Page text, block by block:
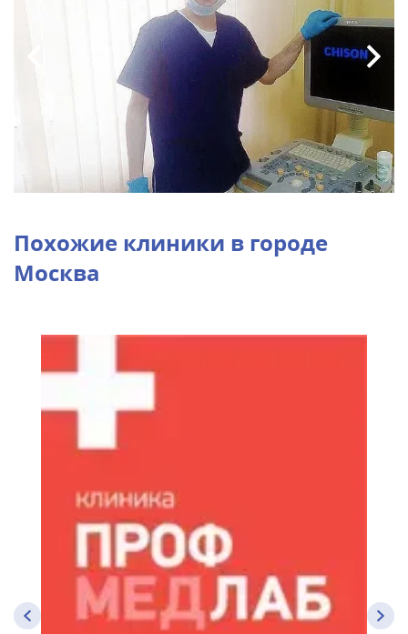
Похожие клиники в городе
Москва